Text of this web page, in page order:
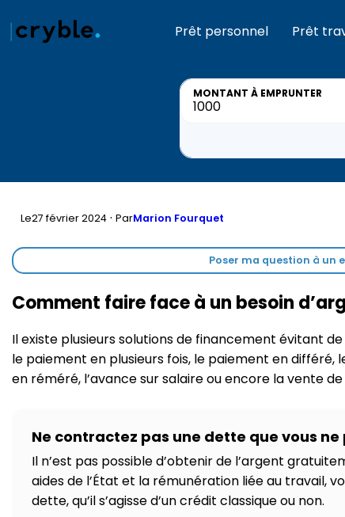
Prêt personnel Prêt
MONTANT À EMPRUNTER
Le27 février 2024· ParMarion Fourquet
Poser ma question à un
Comment faire face à un besoin
Il existe plusieurs solutions de financement évitant
le paiement en plusieurs fois, le paiement en
en réméré, l’avance sur salaire ou encore la vente
Ne contractez pas une dette que vous
Il n’est pas possible d’obtenir de l’argent
aides de l’État et la rémunération liée au travail,
dette, qu’il s’agisse d’un crédit classique ou non.